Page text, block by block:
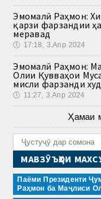
Эмомалӣ Раҳмон:
қарзи фарзандии
меравад
🕔 17:18, 3.Апр 2024
Эмомалӣ Раҳмон:
Олии Қувваҳои
мисли фарзанди
🕔 11:27, 3.Апр 2024
Ҳамаи
МАВЗӮЪҲОИ
Паёми Президенти
Раҳмон ба Маҷлиси